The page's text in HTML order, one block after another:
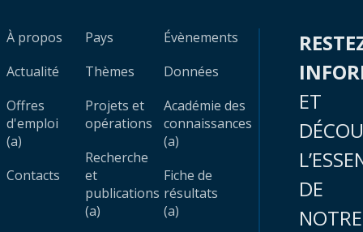
À propos
Actualité
Offres
d'emploi
(a)
Contacts
Pays
Thèmes
Projets et
opérations
Recherche
et
publications
(a)
Évènements
Données
Académie des
connaissances
(a)
Fiche de
résultats
(a)
ET
DE
NOTRE